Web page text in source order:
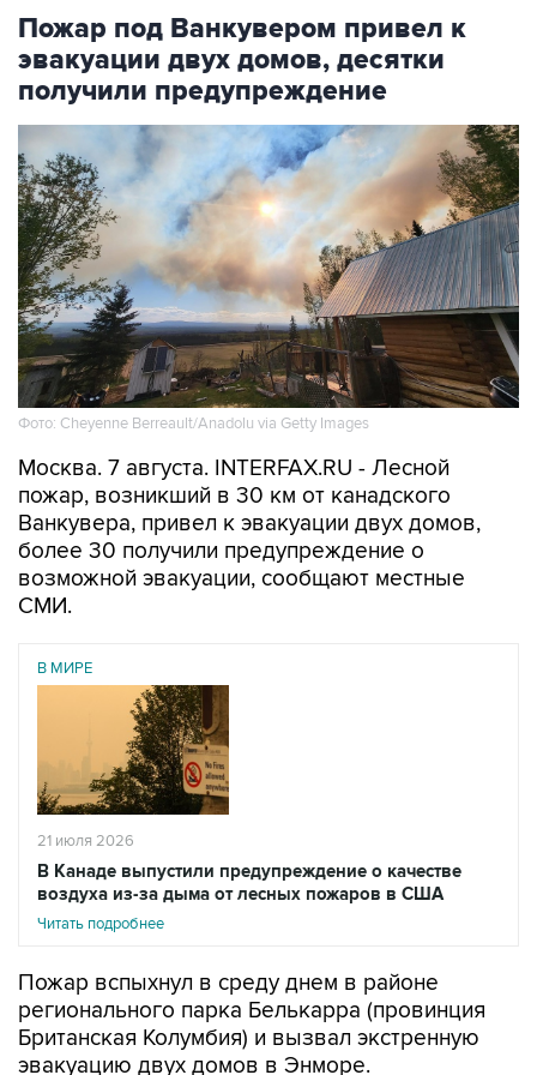
Пожар под Ванкувером привел к
эвакуации двух домов, десятки
получили предупреждение
Фото: Cheyenne Berreault/Anadolu via Getty Images
Москва. 7 августа. INTERFAX.RU - Лесной
пожар, возникший в 30 км от канадского
Ванкувера, привел к эвакуации двух домов,
более 30 получили предупреждение о
возможной эвакуации, сообщают местные
СМИ.
В МИРЕ
21 июля 2026
В Канаде выпустили предупреждение о качестве
воздуха из-за дыма от лесных пожаров в США
Читать подробнее
Пожар вспыхнул в среду днем в районе
регионального парка Белькарра (провинция
Британская Колумбия) и вызвал экстренную
эвакуацию двух домов в Энморе.